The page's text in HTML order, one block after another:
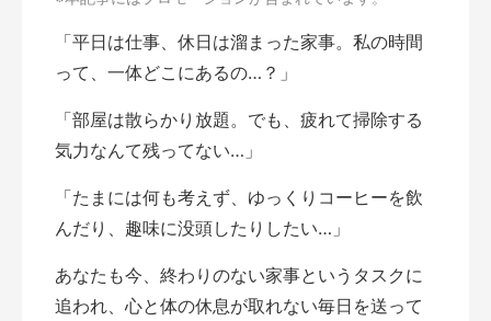
「平日は仕事、休日は溜まった家事。私の時間
って、一体どこにあるの…？」
「部屋は散らかり放題。でも、疲れて掃除する
気力なんて残ってない…」
「たまには何も考えず、ゆっくりコーヒーを飲
んだり、趣味に没頭したりしたい…」
あなたも今、終わりのない家事というタスクに
追われ、心と体の休息が取れない毎日を送って